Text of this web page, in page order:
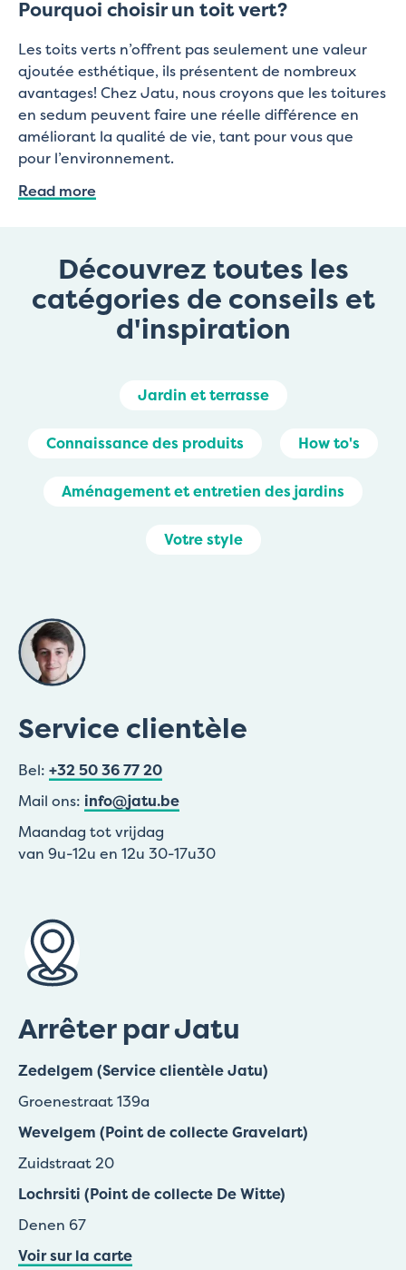
Pourquoi choisir un toit vert?
Les toits verts n’offrent pas seulement une valeur
ajoutée esthétique, ils présentent de nombreux
avantages! Chez Jatu, nous croyons que les toitures
en sedum peuvent faire une réelle différence en
améliorant la qualité de vie, tant pour vous que
pour l’environnement.
Read more
Découvrez toutes les
catégories de conseils et
d'inspiration
Jardin et terrasse
Connaissance des produits How to's
Aménagement et entretien des jardins
Votre style
Service clientèle
Bel: +32 50 36 77 20
Mail ons: info@jatu.be
Maandag tot vrijdag
van 9u-12u en 12u 30-17u30
Arrêter par Jatu
Zedelgem (Service clientèle Jatu)
Groenestraat 139a
Wevelgem (Point de collecte Gravelart)
Zuidstraat 20
Lochrsiti (Point de collecte De Witte)
Denen 67
Voir sur la carte